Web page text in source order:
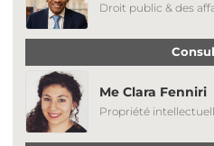
Droit public & des
Me Clara Fenniri
Propriété